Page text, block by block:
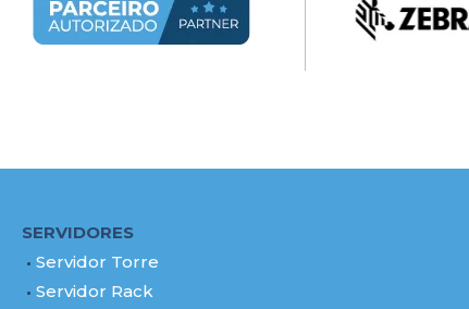
SERVIDORES
Servidor Torre
Servidor Rack